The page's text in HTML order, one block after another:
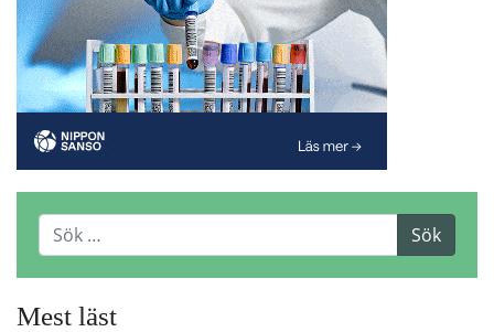
Mest läst